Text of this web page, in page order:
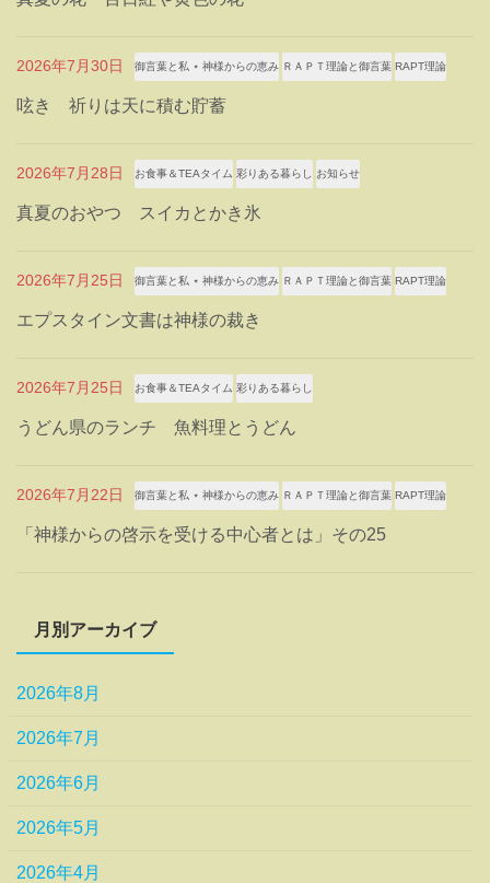
2026年7月30日 御言葉と私 ⋆ 神様からの恵み ＲＡＰＴ理論と御言葉 RAPT理論
呟き 祈りは天に積む貯蓄
2026年7月28日 お食事＆TEAタイム 彩りある暮らし お知らせ
真夏のおやつ スイカとかき氷
2026年7月25日 御言葉と私 ⋆ 神様からの恵み ＲＡＰＴ理論と御言葉 RAPT理論
エプスタイン文書は神様の裁き
2026年7月25日 お食事＆TEAタイム 彩りある暮らし
うどん県のランチ 魚料理とうどん
2026年7月22日 御言葉と私 ⋆ 神様からの恵み ＲＡＰＴ理論と御言葉 RAPT理論
「神様からの啓示を受ける中心者とは」その25
月別アーカイブ
2026年8月
2026年7月
2026年6月
2026年5月
2026年4月